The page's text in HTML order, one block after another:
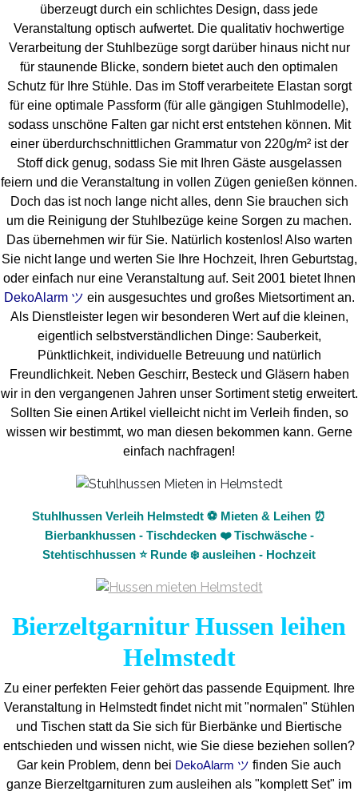
überzeugt durch ein schlichtes Design, dass jede
Veranstaltung optisch aufwertet. Die qualitativ hochwertige
Verarbeitung der Stuhlbezüge sorgt darüber hinaus nicht nur
für staunende Blicke, sondern bietet auch den optimalen
Schutz für Ihre Stühle. Das im Stoff verarbeitete Elastan sorgt
für eine optimale Passform (für alle gängigen Stuhlmodelle),
sodass unschöne Falten gar nicht erst entstehen können. Mit
einer überdurchschnittlichen Grammatur von 220g/m² ist der
Stoff dick genug, sodass Sie mit Ihren Gäste ausgelassen
feiern und die Veranstaltung in vollen Zügen genießen können.
Doch das ist noch lange nicht alles, denn Sie brauchen sich
um die Reinigung der Stuhlbezüge keine Sorgen zu machen.
Das übernehmen wir für Sie. Natürlich kostenlos! Also warten
Sie nicht lange und werten Sie Ihre Hochzeit, Ihren Geburtstag,
oder einfach nur eine Veranstaltung auf. Seit 2001 bietet Ihnen
DekoAlarm ツ ein ausgesuchtes und großes Mietsortiment an.
Als Dienstleister legen wir besonderen Wert auf die kleinen,
eigentlich selbstverständlichen Dinge: Sauberkeit,
Pünktlichkeit, individuelle Betreuung und natürlich
Freundlichkeit. Neben Geschirr, Besteck und Gläsern haben
wir in den vergangenen Jahren unser Sortiment stetig erweitert.
Sollten Sie einen Artikel vielleicht nicht im Verleih finden, so
wissen wir bestimmt, wo man diesen bekommen kann. Gerne
einfach nachfragen!
Stuhlhussen Verleih Helmstedt ⚽ Mieten & Leihen ⏰
Bierbankhussen - Tischdecken ❤️ Tischwäsche -
Stehtischhussen ⭐ Runde ❄️ ausleihen - Hochzeit
Bierzeltgarnitur Hussen leihen
Helmstedt
Zu einer perfekten Feier gehört das passende Equipment.
Ihre
Veranstaltung in Helmstedt findet nicht mit "normalen" Stühlen
und Tischen statt da Sie sich für Bierbänke und Biertische
entschieden und wissen nicht, wie Sie diese beziehen sollen?
Gar kein Problem, denn bei DekoAlarm ツ finden Sie auch
ganze Bierzeltgarnituren zum ausleihen als "komplett Set" im